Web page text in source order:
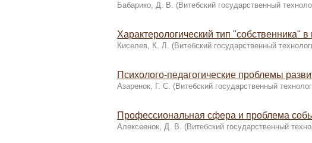
Бабарико, Д. В. (Витебский государственный
Характерологический тип "собственника"
Киселев, К. Л. (Витебский государственный
Психолого-педагогические проблемы
Азаренок, Г. С. (Витебский государственный
Профессиональная сфера и проблема
Алексеенок, Д. В. (Витебский государственный